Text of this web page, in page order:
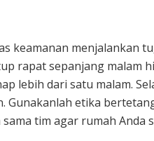
keamanan menjalankan
rapat sepanjang malam
lebih dari satu malam.
etika
tim agar rumah Anda